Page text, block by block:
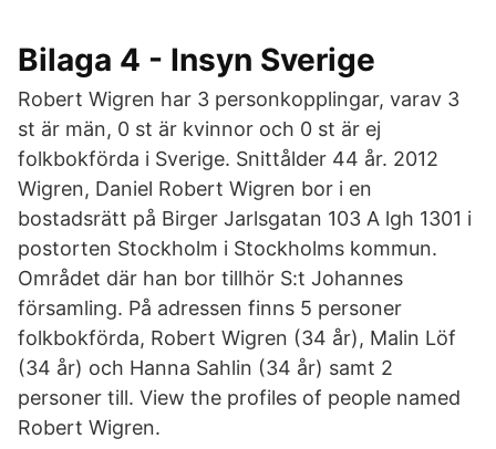
Bilaga 4 - Insyn Sverige
Robert Wigren har 3 personkopplingar, varav 3
st är män, 0 st är kvinnor och 0 st är ej
folkbokförda i Sverige. Snittålder 44 år. 2012
Wigren, Daniel Robert Wigren bor i en
bostadsrätt på Birger Jarlsgatan 103 A lgh 1301 i
postorten Stockholm i Stockholms kommun.
Området där han bor tillhör S:t Johannes
församling. På adressen finns 5 personer
folkbokförda, Robert Wigren (34 år), Malin Löf
(34 år) och Hanna Sahlin (34 år) samt 2
personer till. View the profiles of people named
Robert Wigren.